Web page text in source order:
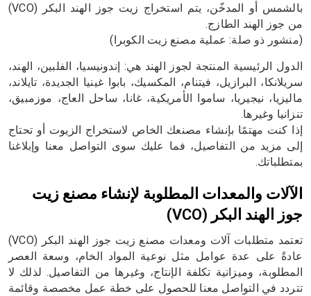
بالشمس أو المدخّن، يتم استخراج زيت جوز الهند البكر (VCO)
من جوز الهند الطازج.
(منشور ذو صلة: عملية مصنع زيت الكوبرا)
الدول الرئيسية المنتجة لجوز الهند هي: إندونيسيا، الفلبين، الهند،
سريلانكا، البرازيل، فيتنام، المكسيك، بابوا غينيا الجديدة، تايلاند،
ماليزيا، نيجيريا، ساموا الأمريكية، غانا، ساحل العاج، موزمبيق،
تنزانيا وغيرها.
إذا كنت مهتمًا بإنشاء مصنعك الخاص لاستخراج الزيوت أو تحتاج
إلى مزيد من التفاصيل، فما عليك سوى التواصل معنا وإبلاغنا
بمتطلباتك.
الآلات والمعدات المطلوبة لإنشاء مصنع زيت
جوز الهند البكر (VCO)
تعتمد متطلبات آلات ومعدات مصنع زيت جوز الهند البكر (VCO)
عادةً على عدة عوامل مثل نوعية المواد الخام، وسعة العصر
المطلوبة، وميزانية تكلفة الإنتاج، وغيرها من التفاصيل. لذلك لا
تتردد في التواصل معنا للحصول على خطة عمل مخصصة وقائمة